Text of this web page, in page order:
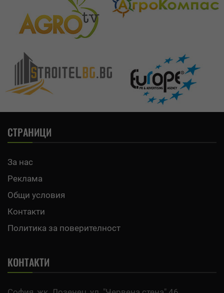
СТРАНИЦИ
За нас
Реклама
Общи условия
Контакти
Политика за поверителност
КОНТАКТИ